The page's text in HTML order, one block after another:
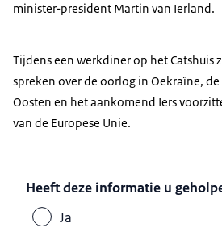
minister-president Martin van Ierland.
Tijdens een werkdiner op het Catshuis
spreken over de oorlog in Oekraïne,
Oosten en het aankomend Iers
van de Europese Unie.
Heeft deze informatie u
Ja